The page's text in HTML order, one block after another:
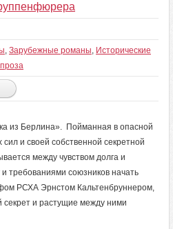
, Зарубежные романы, Исторические
из Берлина». Пойманная в опасной
и своей собственной секретной
между чувством долга и
требованиями союзников начать
РСХА Эрнстом Кальтенбруннером,
и растущие между ними